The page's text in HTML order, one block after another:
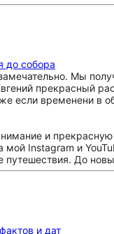
до собора
Мы
прекрасный
если временени в
и
мой Instagram и
путешествия. До
и дат